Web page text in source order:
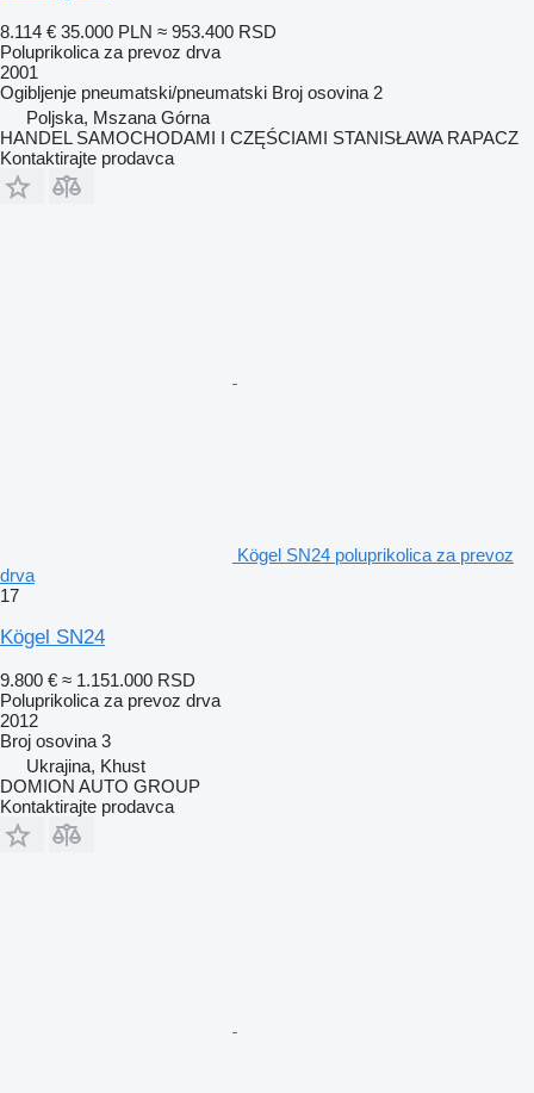
8.114 € 35.000 PLN ≈ 953.400 RSD
Poluprikolica za prevoz drva
2001
Ogibljenje pneumatski/pneumatski Broj osovina 2
Poljska, Mszana Górna
HANDEL SAMOCHODAMI I CZĘŚCIAMI STANISŁAWA RAPACZ
Kontaktirajte prodavca
Kögel SN24 poluprikolica za prevoz
drva
17
Kögel SN24
9.800 € ≈ 1.151.000 RSD
Poluprikolica za prevoz drva
2012
Broj osovina 3
Ukrajina, Khust
DOMION AUTO GROUP
Kontaktirajte prodavca